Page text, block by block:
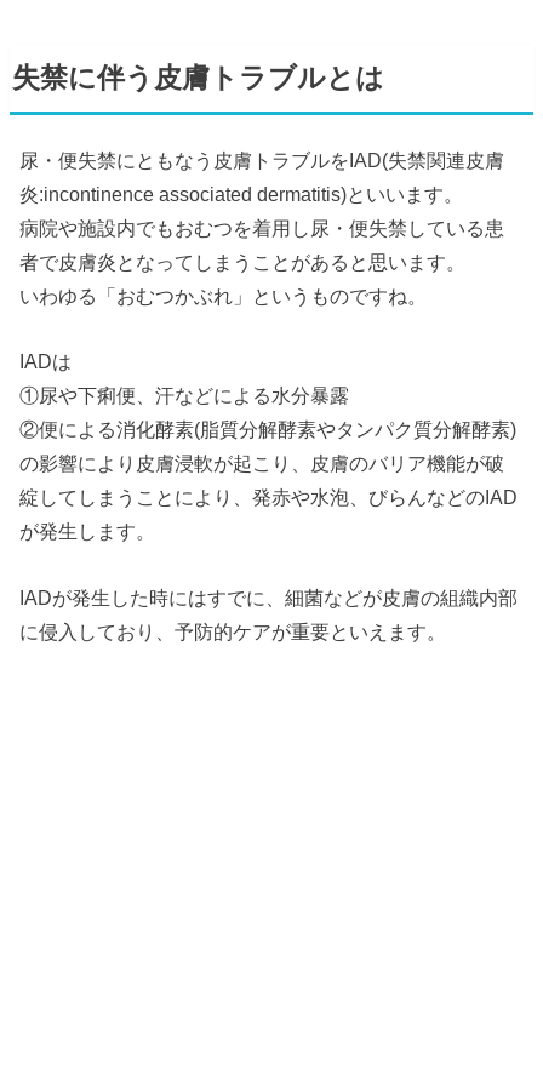
失禁に伴う皮膚トラブルとは
尿・便失禁にともなう皮膚トラブルをIAD(失禁関連皮膚
炎:incontinence associated dermatitis)といいます。
病院や施設内でもおむつを着用し尿・便失禁している患
者で皮膚炎となってしまうことがあると思います。
いわゆる「おむつかぶれ」というものですね。
IADは
①尿や下痢便、汗などによる水分暴露
②便による消化酵素(脂質分解酵素やタンパク質分解酵素)
の影響により皮膚浸軟が起こり、皮膚のバリア機能が破
綻してしまうことにより、発赤や水泡、びらんなどのIAD
が発生します。
IADが発生した時にはすでに、細菌などが皮膚の組織内部
に侵入しており、予防的ケアが重要といえます。